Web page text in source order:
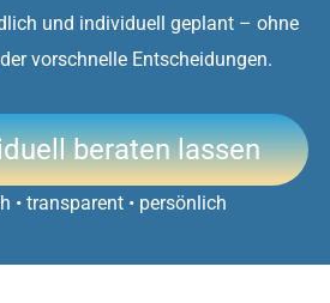
und individuell geplant – ohne
vorschnelle Entscheidungen.
beraten lassen
• transparent • persönlich